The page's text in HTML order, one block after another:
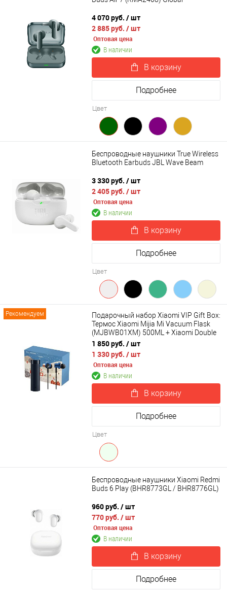
4 070 руб. / шт
2 885 руб. / шт
Оптовая цена
В наличии
В корзину
Подробнее
Цвет
Беспроводные наушники True Wireless
Bluetooth Earbuds JBL Wave Beam
3 330 руб. / шт
2 405 руб. / шт
Оптовая цена
В наличии
В корзину
Подробнее
Цвет
Рекомендуем
Подарочный набор Xiaomi VIP Gift Box:
Термос Xiaomi Mijia Mi Vacuum Flask
(MJBWB01XM) 500ML + Xiaomi Double
Dynamic Earphone SDQEJ06WM
1 850 руб. / шт
1 330 руб. / шт
Оптовая цена
В наличии
В корзину
Подробнее
Цвет
Беспроводные наушники Xiaomi Redmi
Buds 6 Play (BHR8773GL / BHR8776GL)
960 руб. / шт
770 руб. / шт
Оптовая цена
В наличии
В корзину
Подробнее